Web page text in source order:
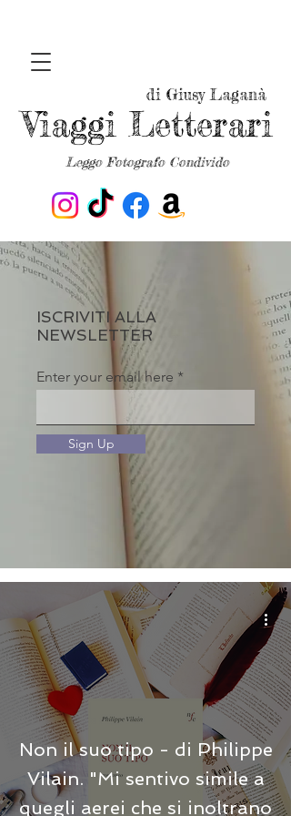
Leggo Fotografo Condivido
Viaggi Letterari
di Giusy Laganà
ISCRIVITI ALLA
NEWSLETTER
Enter your email here
Sign Up
Non il suo tipo - di Philippe
Vilain. "Mi sentivo simile a
quegli aerei che si inoltrano